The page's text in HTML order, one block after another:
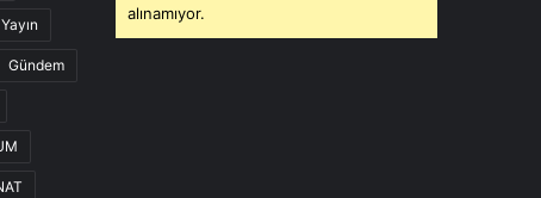
Gündem
alınamıyor.